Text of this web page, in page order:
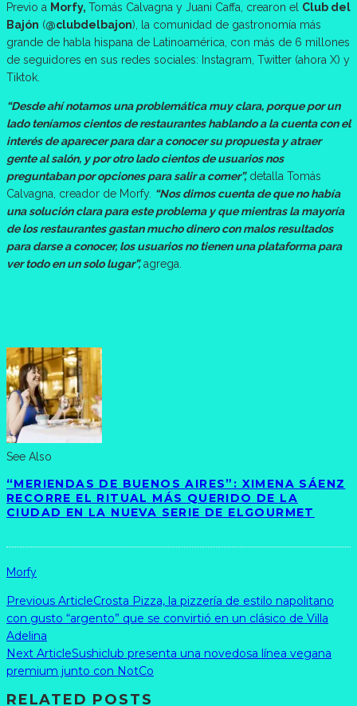
Previo a Morfy, Tomás Calvagna y Juani Caffa, crearon el Club del
Bajón (@clubdelbajon), la comunidad de gastronomía más
grande de habla hispana de Latinoamérica, con más de 6 millones
de seguidores en sus redes sociales: Instagram, Twitter (ahora X) y
Tiktok.
“Desde ahí notamos una problemática muy clara, porque por un
lado teníamos cientos de restaurantes hablando a la cuenta con el
interés de aparecer para dar a conocer su propuesta y atraer
gente al salón, y por otro lado cientos de usuarios nos
preguntaban por opciones para salir a comer”,detalla Tomás
Calvagna, creador de Morfy. “Nos dimos cuenta de que no había
una solución clara para este problema y que mientras la mayoría
de los restaurantes gastan mucho dinero con malos resultados
para darse a conocer, los usuarios no tienen una plataforma para
ver todo en un solo lugar”,agrega.
See Also
“MERIENDAS DE BUENOS AIRES”: XIMENA SÁENZ
RECORRE EL RITUAL MÁS QUERIDO DE LA
CIUDAD EN LA NUEVA SERIE DE ELGOURMET
Morfy
Previous ArticleCrosta Pizza, la pizzería de estilo napolitano
con gusto “argento” que se convirtió en un clásico de Villa
Adelina
Next ArticleSushiclub presenta una novedosa línea vegana
premium junto con NotCo
RELATED POSTS